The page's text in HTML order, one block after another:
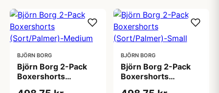
BJÖRN BORG
Björn Borg 2-Pack
Boxershorts
BJÖRN BORG
Björn Borg 2-Pack
Boxershorts